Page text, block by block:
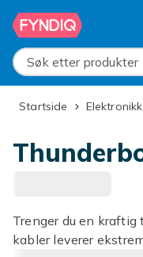
Hopp til
Søk etter produkter
Startside Elektronikk
Trenger du en
kabler leverer